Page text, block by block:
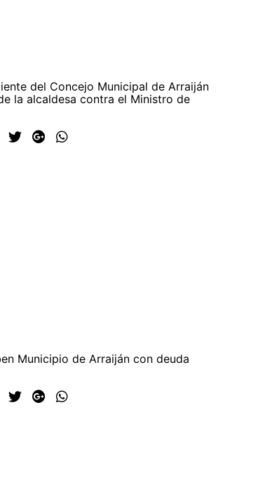
del Concejo Municipal de Arraiján
la alcaldesa contra el Ministro de
Municipio de Arraiján con deuda